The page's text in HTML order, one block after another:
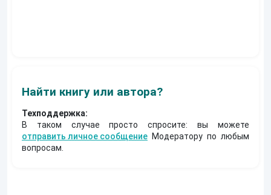
Найти книгу или автора?
Техподдержка:
В таком случае просто спросите: вы можете
отправить личное сообщение Модератору по любым
вопросам.